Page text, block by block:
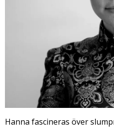
Hanna fascineras över